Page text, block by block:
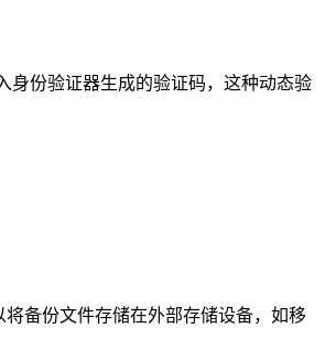
身份验证器生成的验证码，这种动态验
备份文件存储在外部存储设备，如移